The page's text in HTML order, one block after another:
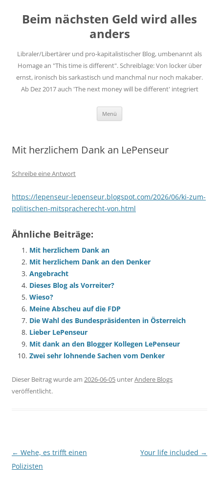
springen
Beim nächsten Geld wird alles
anders
Libraler/Libertärer und pro-kapitalistischer Blog, umbenannt als
Homage an "This time is different". Schreiblage: Von locker über
ernst, ironisch bis sarkastisch und manchmal nur noch makaber.
Ab Dez 2017 auch 'The next money will be different' integriert
Menü
Mit herzlichem Dank an LePenseur
Schreibe eine Antwort
https://lepenseur-lepenseur.blogspot.com/2026/06/ki-zum-
politischen-mitspracherecht-von.html
Ähnliche Beiträge:
Mit herzlichem Dank an
Mit herzlichem Dank an den Denker
Angebracht
Dieses Blog als Vorreiter?
Wieso?
Meine Abscheu auf die FDP
Die Wahl des Bundespräsidenten in Österreich
Lieber LePenseur
Mit dank an den Blogger Kollegen LePenseur
Zwei sehr lohnende Sachen vom Denker
Dieser Beitrag wurde am 2026-06-05 unterAndere Blogs
veröffentlicht.
Beitragsnavigation
← Wehe, es trifft einen
Polizisten
Your life included →